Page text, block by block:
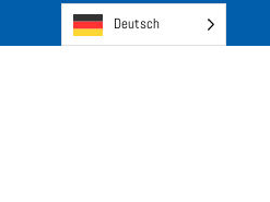
Deutsch